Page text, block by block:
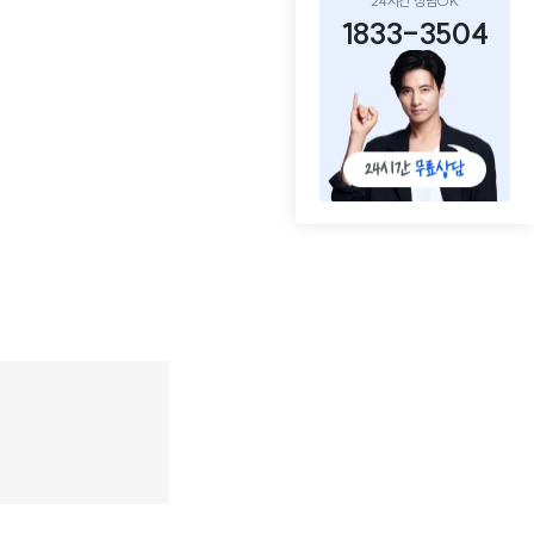
1833-3504